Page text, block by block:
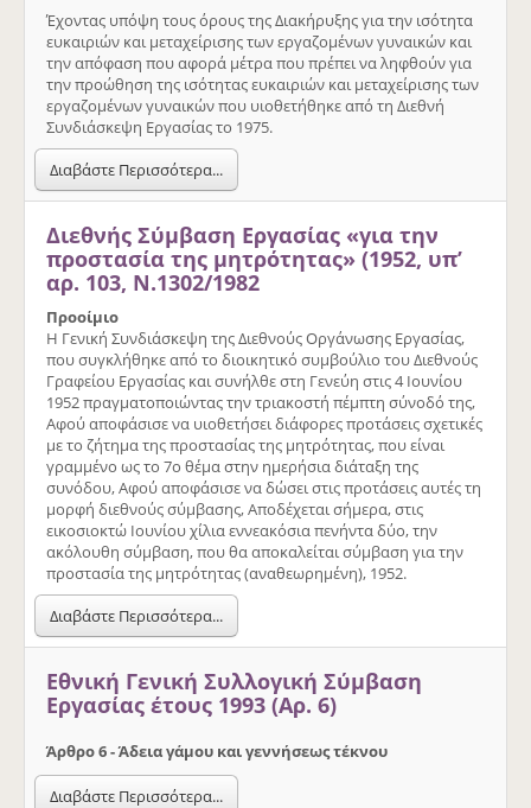
Έχοντας υπόψη τους όρους της Διακήρυξης για την ισότητα
ευκαιριών και μεταχείρισης των εργαζομένων γυναικών και
την απόφαση που αφορά μέτρα που πρέπει να ληφθούν για
την προώθηση της ισότητας ευκαιριών και μεταχείρισης των
εργαζομένων γυναικών που υιοθετήθηκε από τη Διεθνή
Συνδιάσκεψη Εργασίας το 1975.
Διαβάστε Περισσότερα...
Διεθνής Σύμβαση Εργασίας «για την
προστασία της μητρότητας» (1952, υπ’
αρ. 103, Ν.1302/1982
Προοίμιο
Η Γενική Συνδιάσκεψη της Διεθνούς Οργάνωσης Εργασίας,
που συγκλήθηκε από το διοικητικό συμβούλιο του Διεθνούς
Γραφείου Εργασίας και συνήλθε στη Γενεύη στις 4 Ιουνίου
1952 πραγματοποιώντας την τριακοστή πέμπτη σύνοδό της,
Αφού αποφάσισε να υιοθετήσει διάφορες προτάσεις σχετικές
με το ζήτημα της προστασίας της μητρότητας, που είναι
γραμμένο ως το 7ο θέμα στην ημερήσια διάταξη της
συνόδου, Αφού αποφάσισε να δώσει στις προτάσεις αυτές τη
μορφή διεθνούς σύμβασης, Αποδέχεται σήμερα, στις
εικοσιοκτώ Ιουνίου χίλια εννεακόσια πενήντα δύο, την
ακόλουθη σύμβαση, που θα αποκαλείται σύμβαση για την
προστασία της μητρότητας (αναθεωρημένη), 1952.
Διαβάστε Περισσότερα...
Εθνική Γενική Συλλογική Σύμβαση
Εργασίας έτους 1993 (Αρ. 6)
Άρθρο 6 - Άδεια γάµου και γεννήσεως τέκνου
Διαβάστε Περισσότερα...